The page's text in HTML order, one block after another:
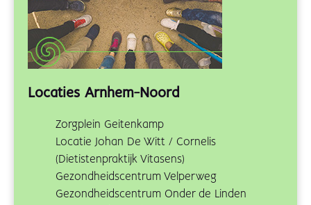
Locaties Arnhem-Noord
Zorgplein Geitenkamp
Locatie Johan De Witt / Cornelis
(Dietistenpraktijk Vitasens)
Gezondheidscentrum Velperweg
Gezondheidscentrum Onder de Linden